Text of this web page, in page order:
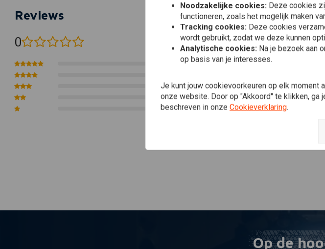
Reviews
0 (0 beoordelingen)
0
0
0
0
Plaats ook een
Op de
Noodzakelijke cookies: Deze cookies
functioneren, zoals het mogelijk maken
Tracking cookies: Deze cookies
wordt gebruikt, zodat we deze kunnen
Analytische cookies: Na je bezoek aan
op basis van je interesses.
Je kunt jouw cookievoorkeuren op elk moment
onze website. Door op "Akkoord" te klikken,
beschreven in onze Cookieverklaring.